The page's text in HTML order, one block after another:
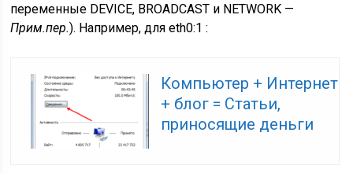
переменные DEVICE, BROADCAST и NETWORK —
Прим.пер.). Например, для eth0:1 :
Компьютер + Интернет
+ блог = Статьи,
приносящие деньги